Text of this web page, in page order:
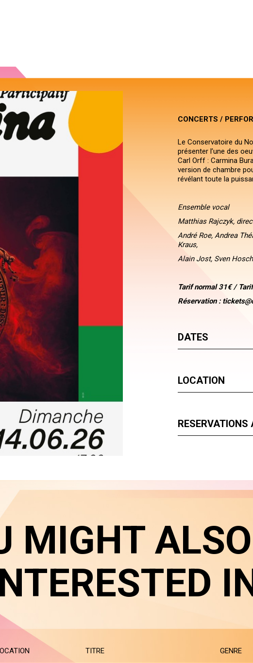
CONCERTS /
Le Conservatoire du
présenter l’une des
Carl Orff : Carmina
version de chambre
révélant toute la
Ensemble vocal
Matthias Rajczyk,
André Roe, Andrea
Kraus,
Alain Jost, Sven
Tarif normal 31€ /
Réservation :
DATES
LOCATION
RESERVATIONS
MIGHT
TITRE GENRE